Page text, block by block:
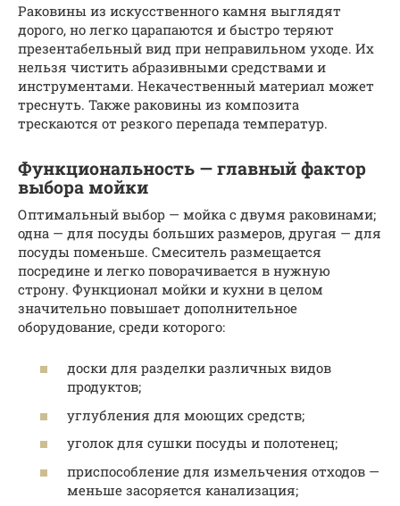
Раковины из искусственного камня выглядят
дорого, но легко царапаются и быстро теряют
презентабельный вид при неправильном уходе. Их
нельзя чистить абразивными средствами и
инструментами. Некачественный материал может
треснуть. Также раковины из композита
трескаются от резкого перепада температур.
Функциональность — главный фактор
выбора мойки
Оптимальный выбор — мойка с двумя раковинами;
одна — для посуды больших размеров, другая — для
посуды поменьше. Смеситель размещается
посредине и легко поворачивается в нужную
строну. Функционал мойки и кухни в целом
значительно повышает дополнительное
оборудование, среди которого:
доски для разделки различных видов
продуктов;
углубления для моющих средств;
уголок для сушки посуды и полотенец;
приспособление для измельчения отходов —
меньше засоряется канализация;